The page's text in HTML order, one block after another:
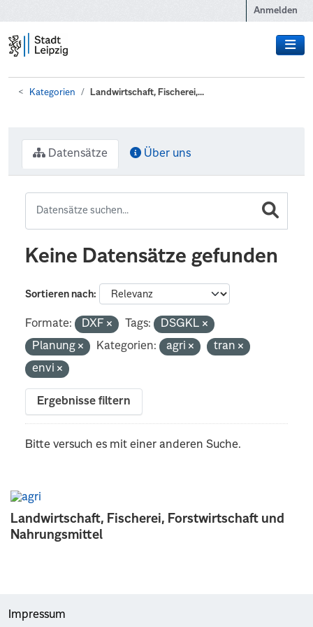
Anmelden
Kategorien Landwirtschaft, Fischerei,...
Landwirtschaft, Fischerei, Forstwirtschaft und
Nahrungsmittel
Datensätze Über uns
Keine Datensätze gefunden
Sortieren nach
Formate: DXF Tags:
DSGKL
Planung
Kategorien: agri
tran
envi
Ergebnisse filtern
Bitte versuch es mit einer anderen Suche.
Impressum